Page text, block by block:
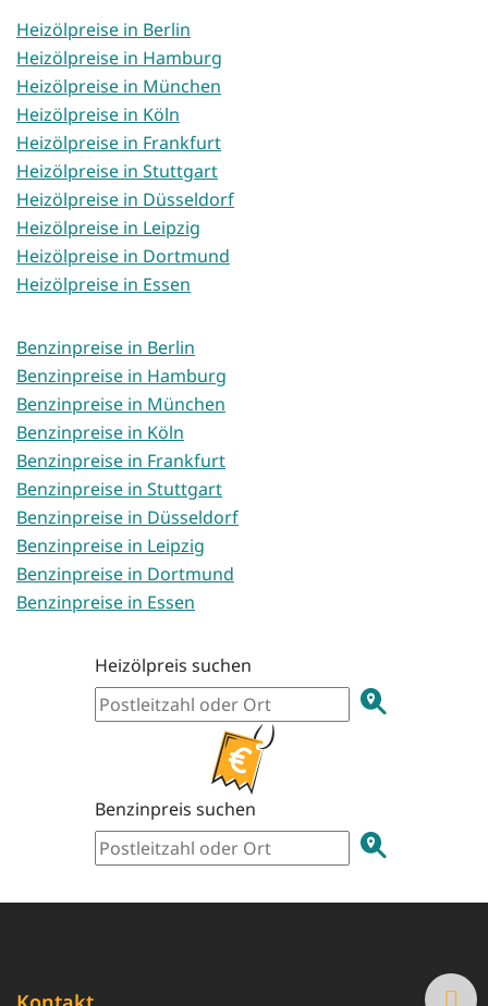
Heizölpreise in Berlin
Heizölpreise in Hamburg
Heizölpreise in München
Heizölpreise in Köln
Heizölpreise in Frankfurt
Heizölpreise in Stuttgart
Heizölpreise in Düsseldorf
Heizölpreise in Leipzig
Heizölpreise in Dortmund
Heizölpreise in Essen
Benzinpreise in Berlin
Benzinpreise in Hamburg
Benzinpreise in München
Benzinpreise in Köln
Benzinpreise in Frankfurt
Benzinpreise in Stuttgart
Benzinpreise in Düsseldorf
Benzinpreise in Leipzig
Benzinpreise in Dortmund
Benzinpreise in Essen
Heizölpreis suchen
Benzinpreis suchen